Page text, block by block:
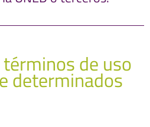
de uso
determinados